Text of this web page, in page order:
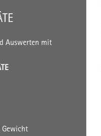
Auswerten mit
Gewicht